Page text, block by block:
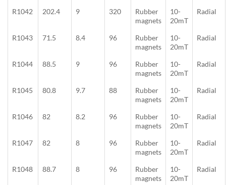
R1042 202.4 9 320
Rubber
magnets
10-
20mT
Radial
R1043 71.5 8.4 96
Rubber
magnets
10-
20mT
Radial
R1044 88.5 9 96
Rubber
magnets
10-
20mT
Radial
R1045 80.8 9.7 88
Rubber
magnets
10-
20mT
Radial
R1046 82 8.2 96
Rubber
magnets
10-
20mT
Radial
R1047 82 8 96
Rubber
magnets
10-
20mT
Radial
R1048 88.7 8 96
Rubber
magnets
10-
20mT
Radial